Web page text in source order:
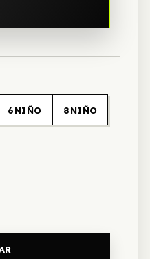
6NIÑO 8NIÑO